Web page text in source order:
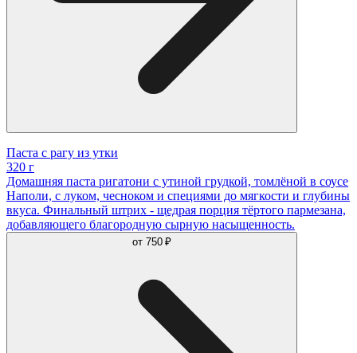
Паста с рагу из утки
320 г
Домашняя паста ригатони с утиной грудкой, томлёной в соусе
Наполи, с луком, чесноком и специями до мягкости и глубины
вкуса. Финальный штрих - щедрая порция тёртого пармезана,
добавляющего благородную сырную насыщенность.
от 750 ₽